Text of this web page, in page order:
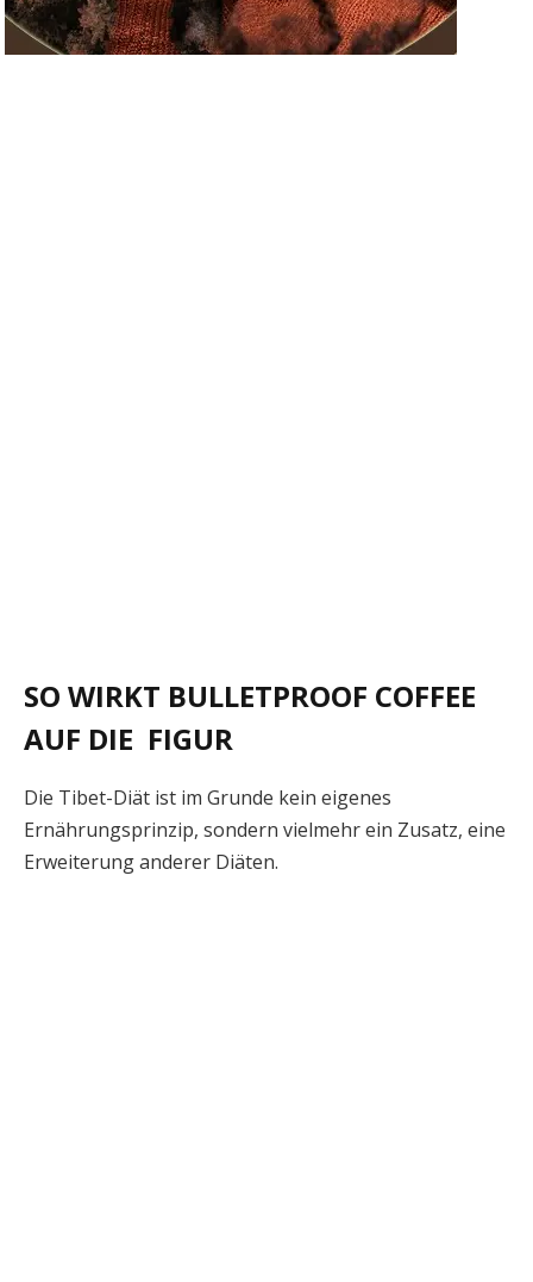
SO WIRKT BULLETPROOF COFFEE
AUF DIE FIGUR
Die Tibet-Diät ist im Grunde kein eigenes
Ernährungsprinzip, sondern vielmehr ein Zusatz, eine
Erweiterung anderer Diäten.